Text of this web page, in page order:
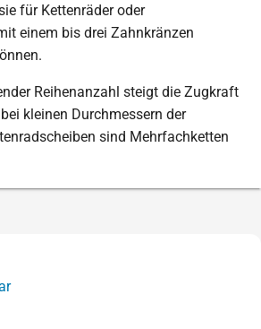
für Kettenräder oder
einem bis drei Zahnkränzen
Reihenanzahl steigt die Zugkraft
kleinen Durchmessern der
sind Mehrfachketten